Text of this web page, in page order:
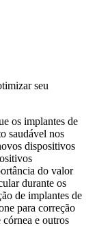
seu
os implantes de
saudável nos
dispositivos
do valor
durante os
de implantes de
para correção
e outros